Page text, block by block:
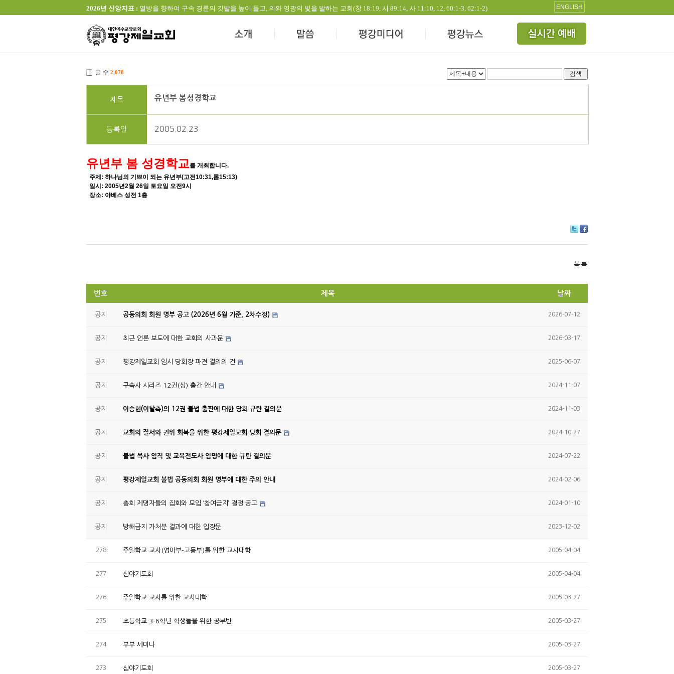
2026년 신앙지표 : 열방을 향하여 구속 경륜의 깃발을 높이 들고, 의와 영광의 빛을 발하는 교회(창 18:19, 시 89:14, 사 11:10, 12, 60:1-3, 62:1-2) ENGLISH
글 수 2,078 검색
제목 유년부 봄성경학교
등록일 2005.02.23
유년부 봄 성경학교를 개최합니다.
주제: 하나님의 기쁘이 되는 유년부(고전10:31,롬15:13)
일시: 2005년2월 26일 토요일 오전9시
장소: 야베스 성전 1층
itte ce
ok
목록
번호 제목 날짜
공지 공동의회 회원 명부 공고 (2026년 6월 기준, 2차수정) 2026-07-12
공지 최근 언론 보도에 대한 교회의 사과문 2026-03-17
공지 평강제일교회 임시 당회장 파견 결의의 건 2025-06-07
공지 구속사 시리즈 12권(상) 출간 안내 2024-11-07
공지 이승현(이탈측)의 12권 불법 출판에 대한 당회 규탄 결의문 2024-11-03
공지 교회의 질서와 권위 회복을 위한 평강제일교회 당회 결의문 2024-10-27
공지 불법 목사 임직 및 교육전도사 임명에 대한 규탄 결의문 2024-07-22
공지 평강제일교회 불법 공동의회 회원 명부에 대한 주의 안내 2024-02-06
공지 총회 제명자들의 집회와 모임 ‘참여금지’ 결정 공고 2024-01-10
공지 방해금지 가처분 결과에 대한 입장문 2023-12-02
278 주일학교 교사(영아부-고등부)를 위한 교사대학 2005-04-04
277 심야기도회 2005-04-04
276 주일학교 교사를 위한 교사대학 2005-03-27
275 초등학교 3-6학년 학생들을 위한 공부반 2005-03-27
274 부부 세미나 2005-03-27
273 심야기도회 2005-03-27